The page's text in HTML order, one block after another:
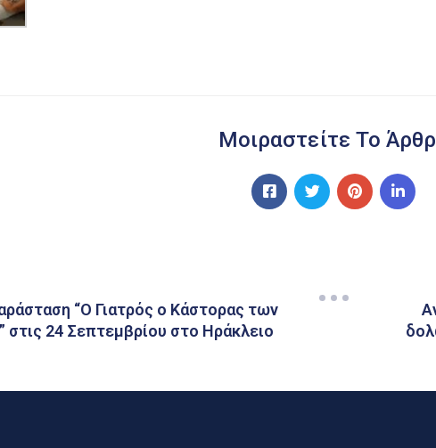
Μοιραστείτε Το
“Ο Γιατρός ο Κάστορας των
24 Σεπτεμβρίου στο Ηράκλειο